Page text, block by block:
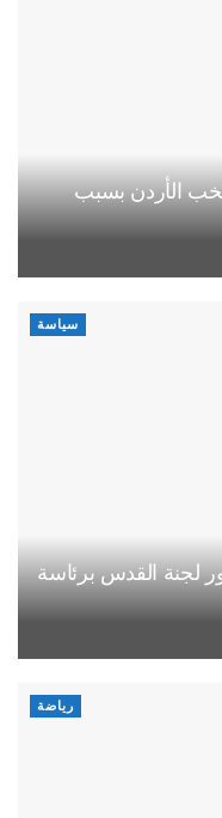
الأردن بسبب
سياسة
لجنة القدس برئاسة
رياضة